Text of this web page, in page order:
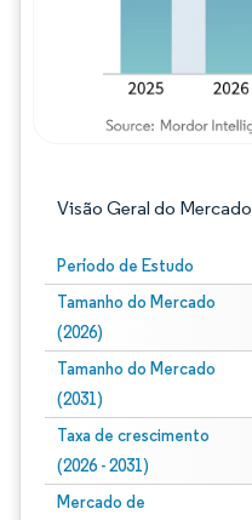
Visão Geral do Mercado
Período de Estudo
Tamanho do Mercado
(2026)
Tamanho do Mercado
(2031)
Taxa de crescimento
(2026 - 2031)
Mercado de